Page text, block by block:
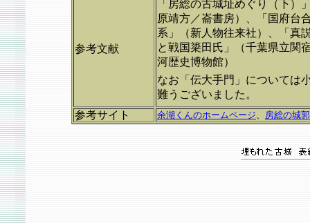
参考文献
「房総の古城址めぐり（下
原靖方／崙書房）、「国府台
系」（新人物往来社）、「真
と戦国簗田氏」（千葉県立関
河歴史博物館）
なお「伝大手門」については
難うございました。
参考サイト
余湖くんのホームページ、 房総の城郭